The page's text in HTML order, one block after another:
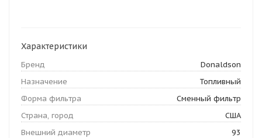
Характеристики
Бренд
Donaldson
Назначение
Топливный
Форма фильтра
Сменный фильтр
Страна, город
США
Внешний диаметр
93